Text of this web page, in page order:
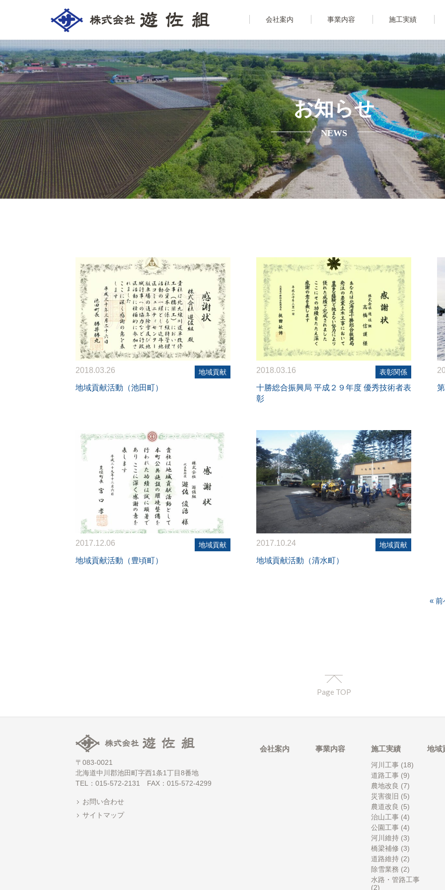
会社案内 事業内容 施工実績
お知らせ
NEWS
2018.03.26 地域貢献
地域貢献活動（池田町）
2018.03.16 表彰関係
十勝総合振興局 平成２９年度 優秀技術者表
彰
2017.12.06 地域貢献
地域貢献活動（豊頃町）
2017.10.24 地域貢献
地域貢献活動（清水町）
« 前
Page TOP
〒083-0021
北海道中川郡池田町字西1条1丁目8番地
TEL：015-572-2131 FAX：015-572-4299
お問い合わせ
サイトマップ
会社案内 事業内容 施工実績
河川工事 (18)
道路工事 (9)
農地改良 (7)
災害復旧 (5)
農道改良 (5)
治山工事 (4)
公園工事 (4)
河川維持 (3)
橋梁補修 (3)
道路維持 (2)
除雪業務 (2)
水路・管路工事
(2)
地域